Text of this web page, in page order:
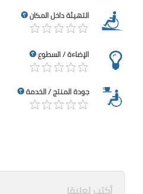
التهيئة داخل المكان
الإضاءة / السطوع
جودة المنتج / الخدمة